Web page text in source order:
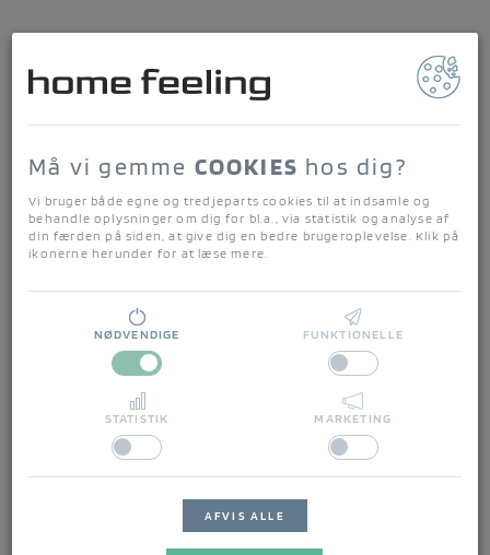
home feeling
Forside / Alt til badeværelset / LONDON Håndklæde egyptisk bomuld
Økologisk
Må vi gemme COOKIES hos dig?
Vi bruger både egne og tredjeparts cookies til at indsamle og
behandle oplysninger om dig for bl.a., via statistik og analyse af
din færden på siden, at give dig en bedre brugeroplevelse. Klik på
ikonerne herunder for at læse mere.
NØDVENDIGE FUNKTIONELLE
STATISTIK MARKETING
AFVIS ALLE